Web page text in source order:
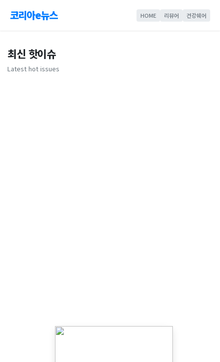
코리아e뉴스 HOME 리뷰어 건강쉐어
최신 핫이슈
Latest hot issues